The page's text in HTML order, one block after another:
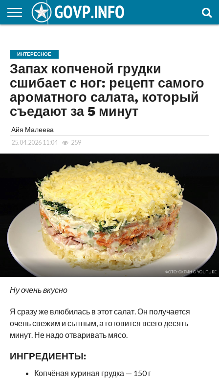
ОБРАЗОВАНИЕ
ИНТЕРЕСНОЕ
Запах копченой грудки
сшибает с ног: рецепт самого
ароматного салата, который
съедают за 5 минут
Айя Малеева
25.04.2026 11:04 259
ФОТО: СКРИН С YOUTUBE
Ну очень вкусно
Я сразу же влюбилась в этот салат. Он получается
очень свежим и сытным, а готовится всего десять
минут. Не надо отваривать мясо.
ИНГРЕДИЕНТЫ:
Копчёная куриная грудка — 150 г